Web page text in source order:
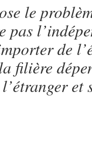
le
pas
de
filière